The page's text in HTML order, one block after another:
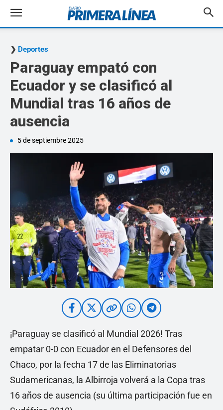
Deportes
Paraguay empató con
Ecuador y se clasificó al
Mundial tras 16 años de
ausencia
5 de septiembre 2025
¡Paraguay se clasificó al Mundial 2026! Tras
empatar 0-0 con Ecuador en el Defensores del
Chaco, por la fecha 17 de las Eliminatorias
Sudamericanas, la Albirroja volverá a la Copa tras
16 años de ausencia (su última participación fue en